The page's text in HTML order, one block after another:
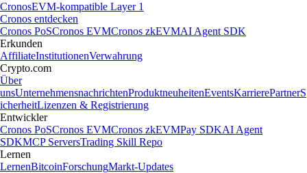
CronosEVM-kompatible Layer 1
Cronos entdecken
Cronos PoSCronos EVMCronos zkEVMAI Agent SDK
Erkunden
AffiliateInstitutionenVerwahrung
Crypto.com
Über
unsUnternehmensnachrichtenProduktneuheitenEventsKarrierePartnerS
icherheitLizenzen & Registrierung
Entwickler
Cronos PoSCronos EVMCronos zkEVMPay SDKAI Agent
SDKMCP ServersTrading Skill Repo
Lernen
LernenBitcoinForschungMarkt-Updates